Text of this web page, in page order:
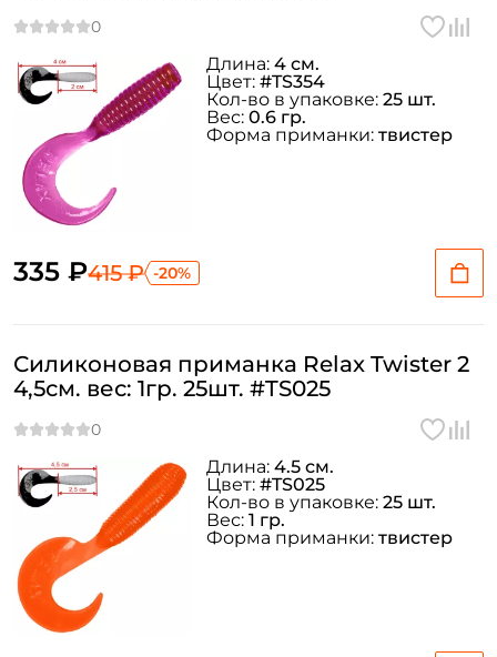
335 ₽415 ₽ -20%
Длина: 4 см.
Цвет: #TS354
Кол-во в упаковке: 25 шт.
Вес: 0.6 гр.
Форма приманки: твистер
Силиконовая приманка Relax Twister 2
4,5см. вес: 1гр. 25шт. #TS025
Длина: 4.5 см.
Цвет: #TS025
Кол-во в упаковке: 25 шт.
Вес: 1 гр.
Форма приманки: твистер